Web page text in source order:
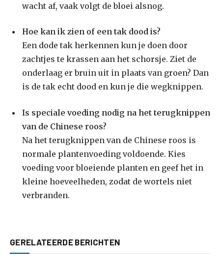
wacht af, vaak volgt de bloei alsnog.
Hoe kan ik zien of een tak dood is?
Een dode tak herkennen kun je doen door
zachtjes te krassen aan het schorsje. Ziet de
onderlaag er bruin uit in plaats van groen? Dan
is de tak echt dood en kun je die wegknippen.
Is speciale voeding nodig na het terugknippen
van de Chinese roos?
Na het terugknippen van de Chinese roos is
normale plantenvoeding voldoende. Kies
voeding voor bloeiende planten en geef het in
kleine hoeveelheden, zodat de wortels niet
verbranden.
GERELATEERDE BERICHTEN